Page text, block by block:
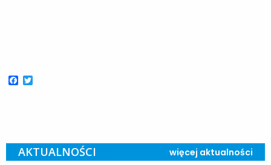
Facebook
AKTUALNOŚCI więcej aktualności